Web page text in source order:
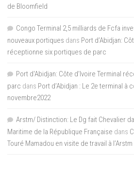
de Bloomfield
Congo Terminal 2,5 milliards de Fcfa
nouveaux portiques dans Port d’Abidjan:
réceptionne six portiques de parc
Port d'Abidjan: Côte d’Ivoire Terminal
parc dans Port d’Abidjan : Le 2e terminal à
novembre2022
Arstm/ Distinction: Le Dg fait Chevalier
Maritime de la République Française dans
Touré Mamadou en visite de travail à l’Arstm